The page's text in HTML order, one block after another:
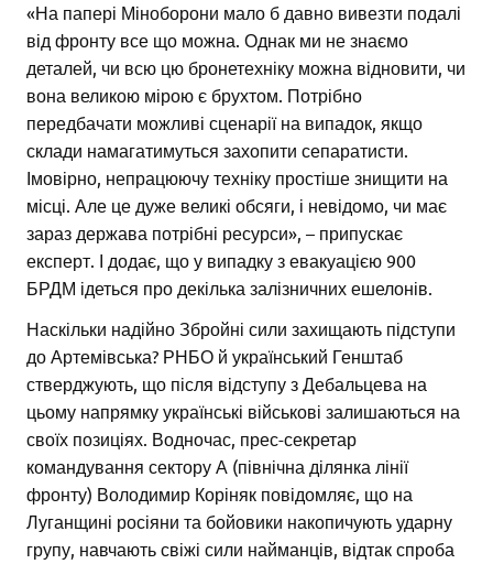
«На папері Міноборони мало б давно вивезти подалі
від фронту все що можна. Однак ми не знаємо
деталей, чи всю цю бронетехніку можна відновити, чи
вона великою мірою є брухтом. Потрібно
передбачати можливі сценарії на випадок, якщо
склади намагатимуться захопити сепаратисти.
Імовірно, непрацюючу техніку простіше знищити на
місці. Але це дуже великі обсяги, і невідомо, чи має
зараз держава потрібні ресурси», – припускає
експерт. І додає, що у випадку з евакуацією 900
БРДМ ідеться про декілька залізничних ешелонів.
Наскільки надійно Збройні сили захищають підступи
до Артемівська? РНБО й український Генштаб
стверджують, що після відступу з Дебальцева на
цьому напрямку українські військові залишаються на
своїх позиціях. Водночас, прес-секретар
командування сектору А (північна ділянка лінії
фронту) Володимир Коріняк повідомляє, що на
Луганщині росіяни та бойовики накопичують ударну
групу, навчають свіжі сили найманців, відтак спроба